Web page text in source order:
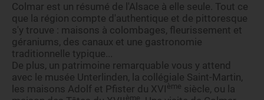
Colmar est un résumé de l'Alsace à elle seule. Tout ce
que la région compte d'authentique et de pittoresque
s'y trouve : maisons à colombages, fleurissement et
géraniums, des canaux et une gastronomie
traditionnelle typique...
De plus, un patrimoine remarquable vous y attend
avec le musée Unterlinden, la collégiale Saint-Martin,
les maisons Adolf et Pfister du XVI ème siècle, ou la
ème